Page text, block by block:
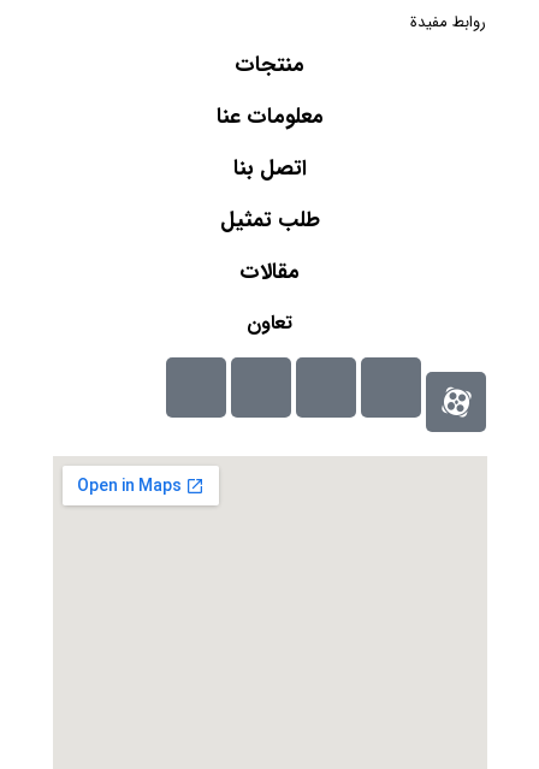
روابط مفيدة
منتجات
معلومات عنا
اتصل بنا
طلب تمثيل
مقالات
تعاون